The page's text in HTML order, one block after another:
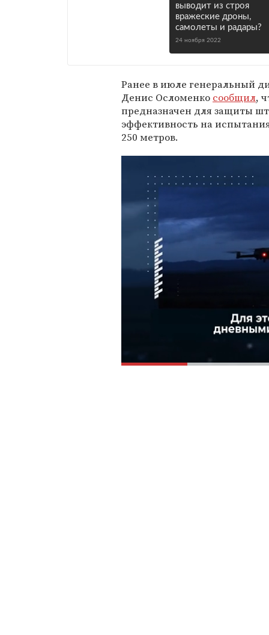
выводит из строя
вражеские дроны,
самолеты и радары?
24 ноября 2022
Ранее в июле генеральный
Денис Осломенко сообщил,
предназначен для защиты
эффективность на
250 метров.